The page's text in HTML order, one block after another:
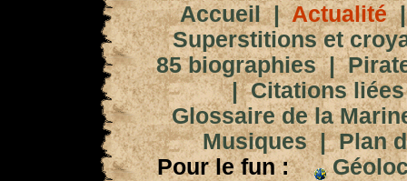
Accueil|Actualité
Superstitions et
85 biographies|
|Citations
Glossaire de la
Musiques|Plan
Pour le fun :